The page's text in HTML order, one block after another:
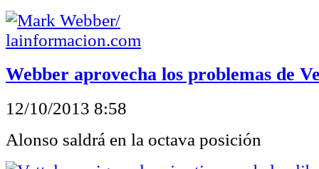
Webber aprovecha los problemas de
12/10/2013 8:58
Alonso saldrá en la octava posición